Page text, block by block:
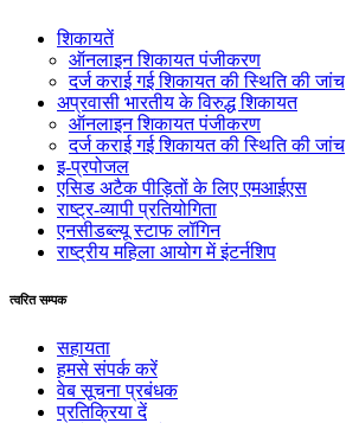
शिकायतें
ऑनलाइन शिकायत पंजीकरण
दर्ज कराई गई शिकायत की स्थिति की जांच
अप्रवासी भारतीय के विरुद्ध शिकायत
ऑनलाइन शिकायत पंजीकरण
दर्ज कराई गई शिकायत की स्थिति की जांच
इ-प्रपोजल
एसिड अटैक पीड़ितों के लिए एमआईएस
राष्ट्र-व्यापी प्रतियोगिता
एनसीडब्ल्यू स्टाफ लॉगिन
राष्ट्रीय महिला आयोग में इंटर्नशिप
त्वरित सम्पक
सहायता
हमसे संपर्क करें
वेब सूचना प्रबंधक
प्रतिक्रिया दें